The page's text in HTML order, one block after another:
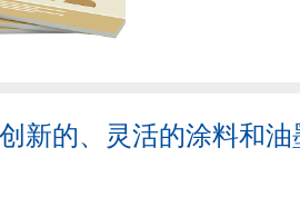
新的、灵活的涂料和